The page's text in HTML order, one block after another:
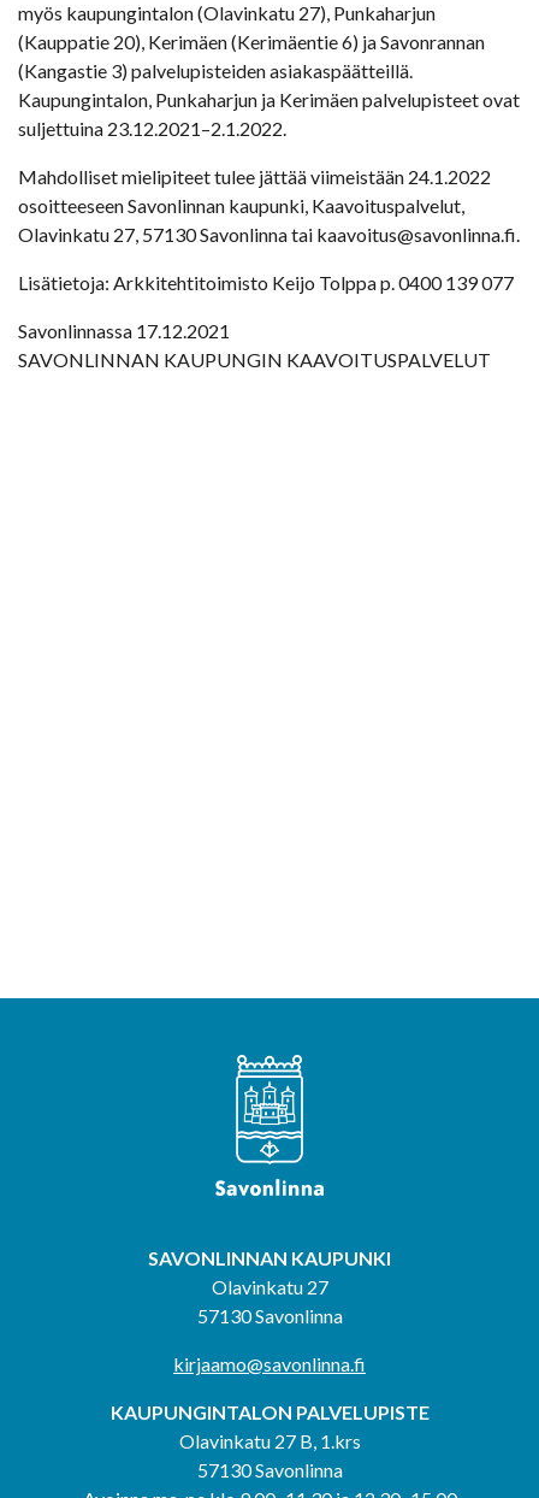
myös kaupungintalon (Olavinkatu 27), Punkaharjun
(Kauppatie 20), Kerimäen (Kerimäentie 6) ja Savonrannan
(Kangastie 3) palvelupisteiden asiakaspäätteillä.
Kaupungintalon, Punkaharjun ja Kerimäen palvelupisteet ovat
suljettuina 23.12.2021–2.1.2022.
Mahdolliset mielipiteet tulee jättää viimeistään 24.1.2022
osoitteeseen Savonlinnan kaupunki, Kaavoituspalvelut,
Olavinkatu 27, 57130 Savonlinna tai kaavoitus@savonlinna.fi.
Lisätietoja: Arkkitehtitoimisto Keijo Tolppa p. 0400 139 077
Savonlinnassa 17.12.2021
SAVONLINNAN KAUPUNGIN KAAVOITUSPALVELUT
SAVONLINNAN KAUPUNKI
Olavinkatu 27
57130 Savonlinna
kirjaamo@savonlinna.fi
KAUPUNGINTALON PALVELUPISTE
Olavinkatu 27 B, 1.krs
57130 Savonlinna